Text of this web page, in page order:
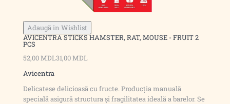
Adaugă in Wishlist
AVICENTRA STICKS HAMSTER, RAT, MOUSE - FRUIT 2
PCS
52,00 MDL31,00 MDL
Avicentra
Delicatese delicioasă cu fructe. Producția manuală
specială asigură structura și fragilitatea ideală a barelor. Se